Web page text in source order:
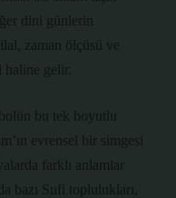
dini günlerin
zaman ölçüsü ve
gelir.
bu tek boyutlu
evrensel bir simgesi
farklı anlamlar
bazı Sufi toplulukları,